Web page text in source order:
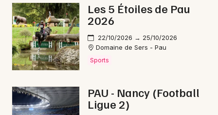
Les 5 Étoiles de Pau
2026
22/10/2026 → 25/10/2026
Domaine de Sers - Pau
Sports
PAU - Nancy (Football
Ligue 2)